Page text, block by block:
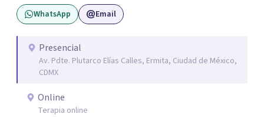
WhatsApp Email
Presencial
Av. Pdte. Plutarco Elías Calles, Ermita, Ciudad de México,
CDMX
Online
Terapia online